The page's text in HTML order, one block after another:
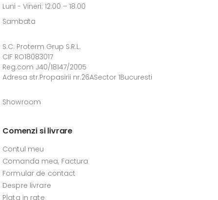
Luni - Vineri: 12:00 – 18.00
Sambata
S.C. Proterm Grup S.R.L.
CIF RO18083017
Reg.com J40/18147/2005
Adresa str.Propasirii nr.26ASector 1Bucuresti
Showroom
Comenzi si livrare
Contul meu
Comanda mea, Factura
Formular de contact
Despre livrare
Plata in rate